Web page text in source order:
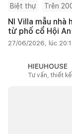
Biệt thự Trên
NI Villa mẫu nhà
từ phố cổ Hội An
27/06/2026, lúc
HIEUHOUSE
Tư vấn, thiết